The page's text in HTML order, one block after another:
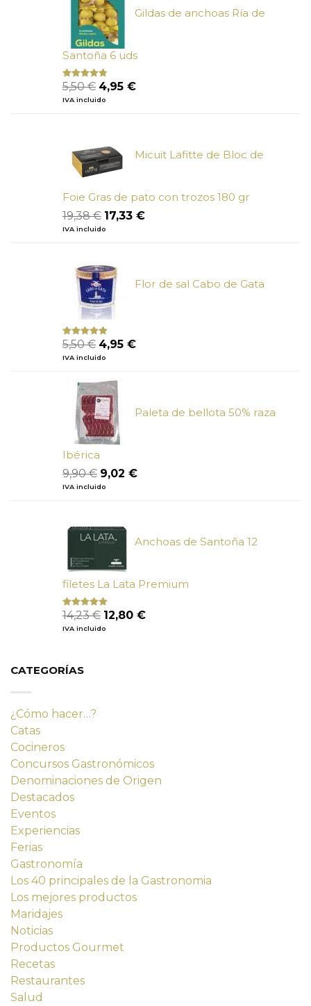
Gildas de anchoas Ría de
Santoña 6 uds
Valorado
con
de 5
5,50€ El
precio
4,95 €El
IVA incluido
Micuit Lafitte de Bloc de
Foie Gras de pato con trozos 180 gr
19,38€ El
precio
19,38 €.
17,33 €El
IVA incluido
Flor de sal Cabo de Gata
Valorado
con
de
5
5,50€ El
precio
era:
5,50 €.
4,95 €El
IVA incluido
Paleta de bellota 50% raza
Ibérica
9,90€ El
precio
9,90 €.
9,02 €El
IVA incluido
Anchoas de Santoña 12
filetes La Lata Premium
Valorado
con
de 5
14,23€ El
precio
12,80 €El
IVA incluido
CATEGORÍAS
¿Cómo hacer…?
Catas
Cocineros
Concursos Gastronómicos
Denominaciones de Origen
Destacados
Eventos
Experiencias
Ferias
Gastronomía
Los 40 principales de la Gastronomia
Los mejores productos
Maridajes
Noticias
Productos Gourmet
Recetas
Restaurantes
Salud